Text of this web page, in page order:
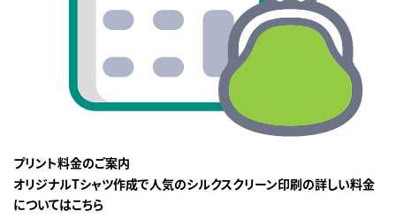
プリント料金のご案内
オリジナルTシャツ作成で人気のシルクスクリーン印刷の詳しい料金
についてはこちら